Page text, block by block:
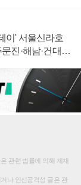
이' 서울신라호
진·해남·건대로
관련 법률에 의해 제재
나 인신공격성 글은 관